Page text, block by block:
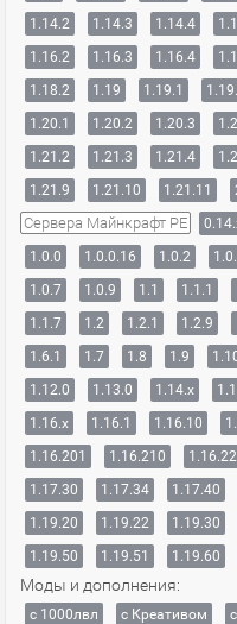
1.14.2
1.14.3 1.14.4
1.16.2
1.16.3 1.16.4
1.18.2
1.19 1.19.1
1.20.1
1.20.2 1.20.3
1.21.2
1.21.3 1.21.4
1.21.9
1.21.10 1.21.11
Сервера Майнкрафт PE
1.0.0
1.0.0.16 1.0.2
1.0.7
1.0.9 1.1 1.1.1
1.1.7
1.2 1.2.1 1.2.9
1.6.1
1.7 1.8 1.9
1.12.0
1.13.0 1.14.x
1.16.x
1.16.1 1.16.10
1.16.201
1.16.210
1.17.30
1.17.34 1.17.40
1.19.20
1.19.22 1.19.30
1.19.50
1.19.51 1.19.60
Моды и дополнения:
с 1000лвл c Креативом